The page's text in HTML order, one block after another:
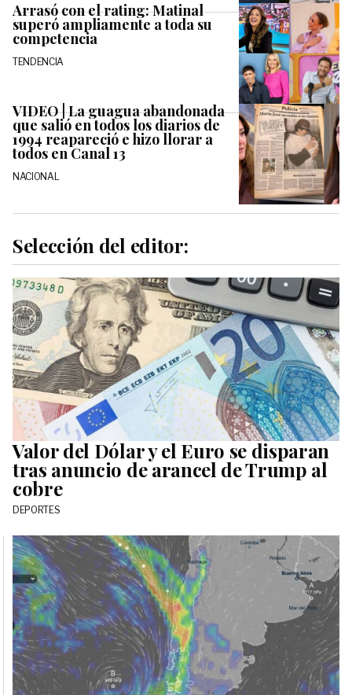
Arrasó con el rating: Matinal
superó ampliamente a toda su
competencia
TENDENCIA
VIDEO | La guagua abandonada
que salió en todos los diarios de
1994 reapareció e hizo llorar a
todos en Canal 13
NACIONAL
Selección del editor:
Valor del Dólar y el Euro se disparan
tras anuncio de arancel de Trump al
cobre
DEPORTES